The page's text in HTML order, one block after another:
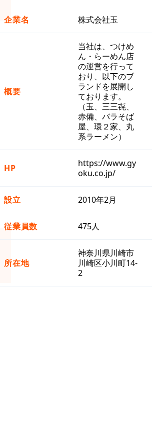
企業名 株式会社玉
概要
当社は、つけめ
ん・らーめん店
の運営を行って
おり、以下のブ
ランドを展開し
ております。
（玉、三三㐂、
赤備、バラそば
屋、環２家、丸
系ラーメン）
HP
https://www.gy
oku.co.jp/
設立 2010年2月
従業員数 475人
所在地
神奈川県川崎市
川崎区小川町14-
2